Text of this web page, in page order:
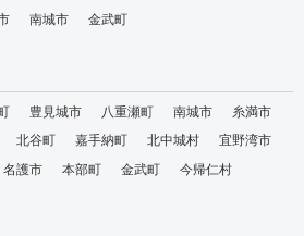
南城市 金武町
豊見城市 八重瀬町 南城市
糸満市
北谷町 嘉手納町 北中城村
宜野湾市
名護市 本部町 金武町
今帰仁村